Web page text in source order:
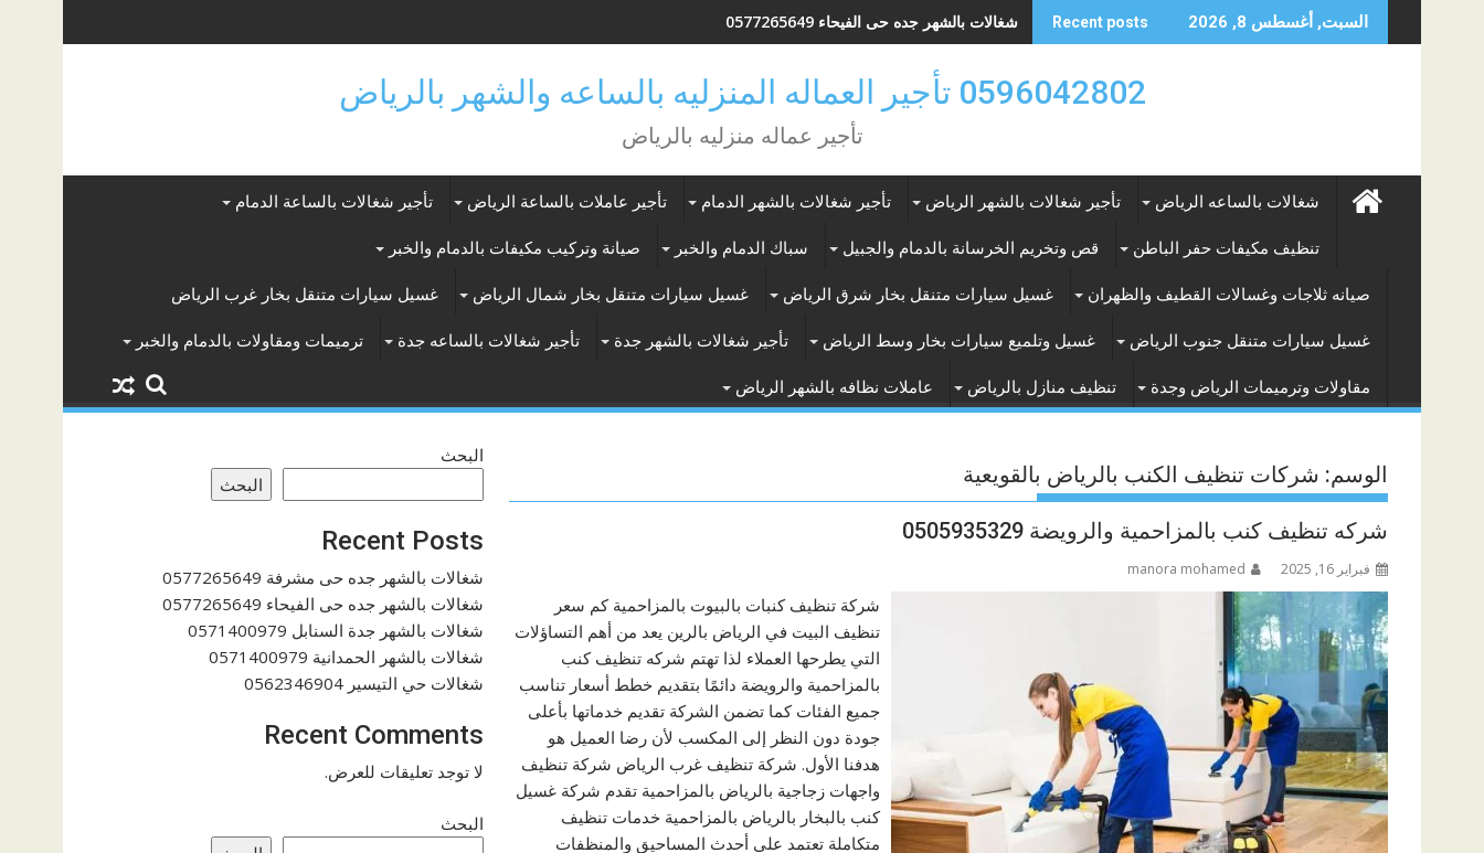
to
السبت, أغسطس 8, 2026 Recent posts شغالات بالشهر جده حى الفيحاء 0577265649
0596042802 تأجير العماله المنزليه بالساعه والشهر بالرياض
تأجير عماله منزليه بالرياض
شغالات بالساعه الرياض تأجير شغالات بالشهر الرياض تأجير شغالات بالشهر الدمام تأجير عاملات بالساعة الرياض تأجير شغالات بالساعة الدمام
تنظيف مكيفات حفر الباطن قص وتخريم الخرسانة بالدمام والجبيل سباك الدمام والخبر صيانة وتركيب مكيفات بالدمام والخبر
صيانه ثلاجات وغسالات القطيف والظهران غسيل سيارات متنقل بخار شرق الرياض غسيل سيارات متنقل بخار شمال الرياض غسيل سيارات متنقل بخار غرب الرياض
غسيل سيارات متنقل جنوب الرياض غسيل وتلميع سيارات بخار وسط الرياض تأجير شغالات بالشهر جدة تأجير شغالات بالساعه جدة ترميمات ومقاولات بالدمام والخبر
مقاولات وترميمات الرياض وجدة تنظيف منازل بالرياض عاملات نظافه بالشهر الرياض
الوسم: شركات تنظيف الكنب بالرياض بالقويعية
شركه تنظيف كنب بالمزاحمية والرويضة 0505935329
فبراير 16, 2025 manora mohamed
شركة تنظيف كنبات بالبيوت بالمزاحمية كم سعر
تنظيف البيت في الرياض بالرين يعد من أهم التساؤلات
التي يطرحها العملاء لذا تهتم شركه تنظيف كنب
بالمزاحمية والرويضة دائمًا بتقديم خطط أسعار تناسب
جميع الفئات كما تضمن الشركة تقديم خدماتها بأعلى
جودة دون النظر إلى المكسب لأن رضا العميل هو
هدفنا الأول. شركة تنظيف غرب الرياض شركة تنظيف
واجهات زجاجية بالرياض بالمزاحمية تقدم شركة غسيل
كنب بالبخار بالرياض بالمزاحمية خدمات تنظيف
متكاملة تعتمد على أحدث المساحيق والمنظفات
البحث
البحث
Recent Posts
شغالات بالشهر جده حى مشرفة 0577265649
شغالات بالشهر جده حى الفيحاء 0577265649
شغالات بالشهر جدة السنابل 0571400979
شغالات بالشهر الحمدانية 0571400979
شغالات حي التيسير 0562346904
Recent Comments
لا توجد تعليقات للعرض.
البحث